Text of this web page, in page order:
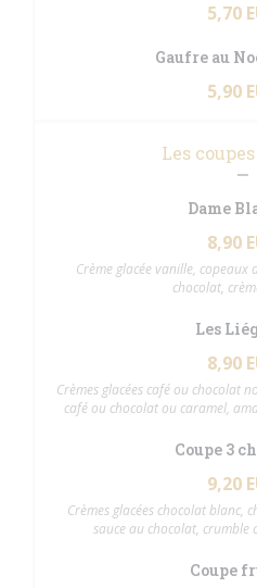
5,70
Gaufre au
5,90
Les
Dame
8,90
Crème glacée vanille, copeaux
chocolat,
Les
8,90
Crèmes glacées café ou chocolat
café ou chocolat ou caramel,
Coupe 3
9,20
Crèmes glacées chocolat blanc,
sauce au chocolat, crumble
Coupe